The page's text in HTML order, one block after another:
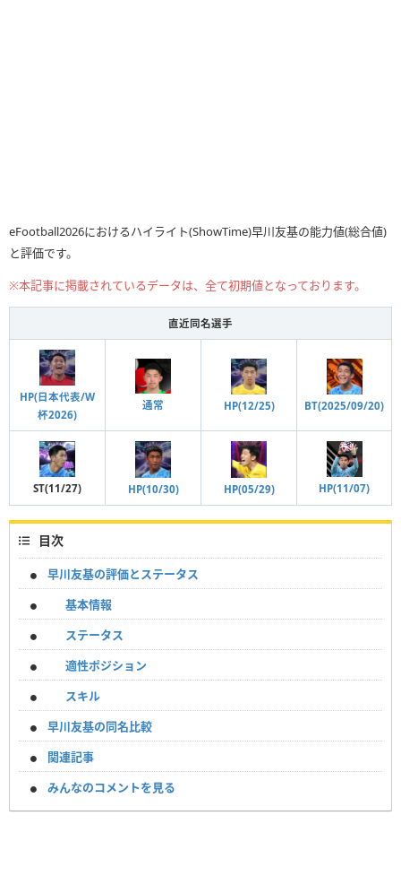
eFootball2026におけるハイライト(ShowTime)早川友基の能力値(総合値)
と評価です。
※本記事に掲載されているデータは、全て初期値となっております。
直近同名選手
HP(日本代表/W
杯2026)
通常 HP(12/25) BT(2025/09/20)
ST(11/27) HP(10/30) HP(05/29) HP(11/07)
目次
早川友基の評価とステータス
基本情報
ステータス
適性ポジション
スキル
早川友基の同名比較
関連記事
みんなのコメントを見る